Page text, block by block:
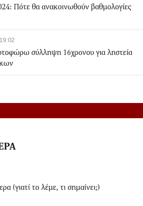
Πότε θα ανακοινωθούν βαθμολογίες
σύλληψη 16χρονου για ληστεία
του Μετρό και του Τραμ λόγω
σε κοσμηματοπωλείο - Άρπαξαν
(γιατί το λέμε, τι σημαίνει;)